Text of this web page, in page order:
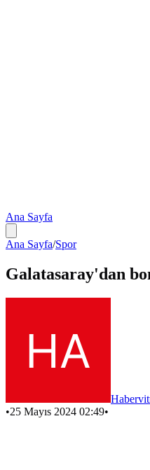
Ana Sayfa
Ana Sayfa/Spor
Galatasaray'dan
•25 Mayıs 2024 02:49•